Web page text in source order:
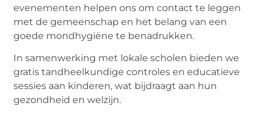
evenementen helpen ons om contact te leggen
met de gemeenschap en het belang van een
goede mondhygiëne te benadrukken.
In samenwerking met lokale scholen bieden we
gratis tandheelkundige controles en educatieve
sessies aan kinderen, wat bijdraagt aan hun
gezondheid en welzijn.